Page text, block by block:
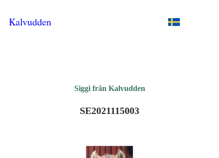
Kalvudden
Siggi från Kalvudden
SE2021115003